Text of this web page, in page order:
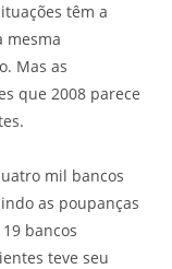
têm a
mesma
Mas as
que 2008 parece
mil bancos
as poupanças
bancos
teve seu